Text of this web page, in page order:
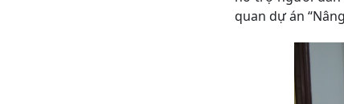
quan dự án